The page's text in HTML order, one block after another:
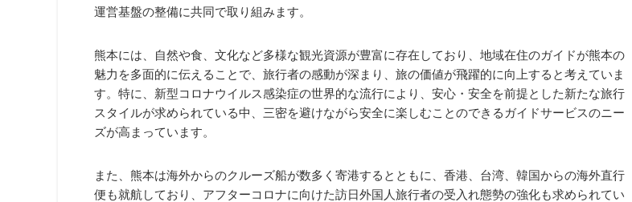
運営基盤の整備に共同で取り組みます。
熊本には、自然や食、文化など多様な観光資源が豊富に存在しており、地域在住のガイドが熊本の
魅力を多面的に伝えることで、旅行者の感動が深まり、旅の価値が飛躍的に向上すると考えていま
す。特に、新型コロナウイルス感染症の世界的な流行により、安心・安全を前提とした新たな旅行
スタイルが求められている中、三密を避けながら安全に楽しむことのできるガイドサービスのニー
ズが高まっています。
また、熊本は海外からのクルーズ船が数多く寄港するとともに、香港、台湾、韓国からの海外直行
便も就航しており、アフターコロナに向けた訪日外国人旅行者の受入れ態勢の強化も求められてい